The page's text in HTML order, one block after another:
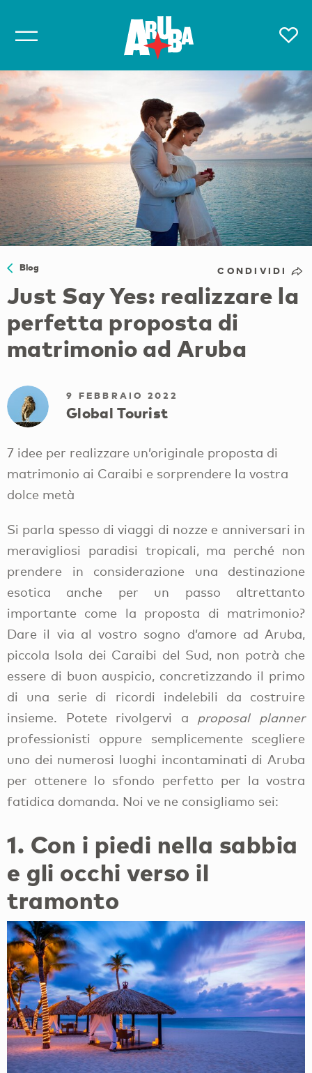
Blog CONDIVIDI
Just Say Yes: realizzare la
perfetta proposta di
matrimonio ad Aruba
9 FEBBRAIO 2022
Global Tourist
7 idee per realizzare un’originale proposta di
matrimonio ai Caraibi e sorprendere la vostra
dolce metà
Si parla spesso di viaggi di nozze e anniversari in
meravigliosi paradisi tropicali, ma perché non
prendere in considerazione una destinazione
esotica anche per un passo altrettanto
importante come la proposta di matrimonio?
Dare il via al vostro sogno d’amore ad Aruba,
piccola Isola dei Caraibi del Sud, non potrà che
essere di buon auspicio, concretizzando il primo
di una serie di ricordi indelebili da costruire
insieme. Potete rivolgervi a proposal planner
professionisti oppure semplicemente scegliere
uno dei numerosi luoghi incontaminati di Aruba
per ottenere lo sfondo perfetto per la vostra
fatidica domanda. Noi ve ne consigliamo sei:
1. Con i piedi nella sabbia
e gli occhi verso il
tramonto